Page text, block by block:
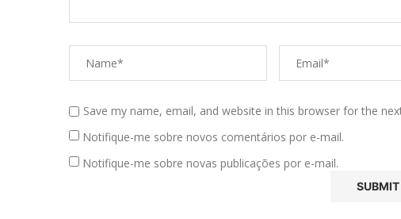
Save my name, email, and website in this browser for the
Notifique-me sobre novos comentários por e-mail.
Notifique-me sobre novas publicações por e-mail.